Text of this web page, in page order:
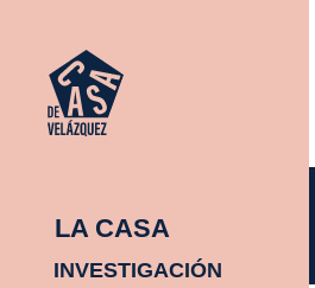
LA CASA
INVESTIGACIÓN